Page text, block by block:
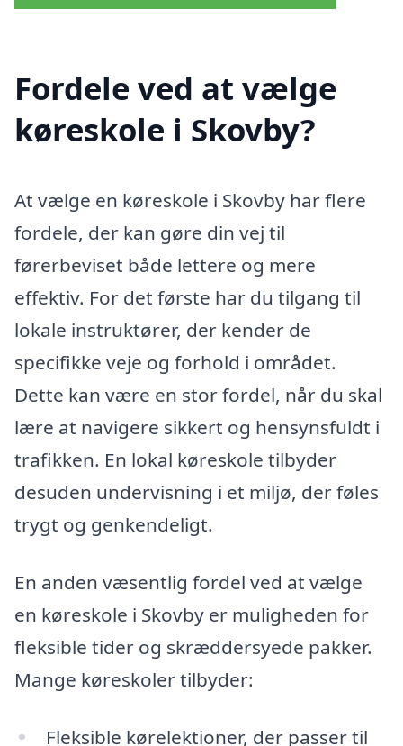
Fordele ved at vælge
køreskole i Skovby?
At vælge en køreskole i Skovby har flere
fordele, der kan gøre din vej til
førerbeviset både lettere og mere
effektiv. For det første har du tilgang til
lokale instruktører, der kender de
specifikke veje og forhold i området.
Dette kan være en stor fordel, når du skal
lære at navigere sikkert og hensynsfuldt i
trafikken. En lokal køreskole tilbyder
desuden undervisning i et miljø, der føles
trygt og genkendeligt.
En anden væsentlig fordel ved at vælge
en køreskole i Skovby er muligheden for
fleksible tider og skræddersyede pakker.
Mange køreskoler tilbyder:
Fleksible kørelektioner, der passer til